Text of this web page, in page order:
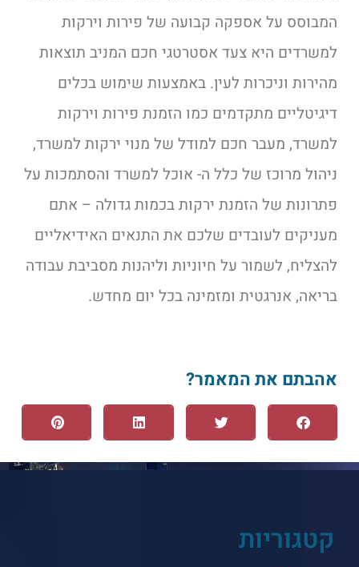
המבוסס על אספקה קבועה של פירות וירקות
למשרדים היא צעד אסטרטגי חכם המניב תוצאות
מהירות וניכרות לעין. באמצעות שימוש בכלים
דיגיטליים מתקדמים כמו הזמנת פירות וירקות
למשרד, מעבר חכם למודל של מנוי ירקות למשרד,
ניהול מרוכז של כלל ה- אוכל למשרד והסתמכות על
פתרונות של הזמנת ירקות בכמות גדולה – אתם
מעניקים לעובדים שלכם את התנאים האידיאליים
להצליח, לשמור על חיוניות וליהנות מסביבת עבודה
בריאה, אנרגטית ומזמינה בכל יום מחדש.
אהבתם את המאמר?
קטגוריות